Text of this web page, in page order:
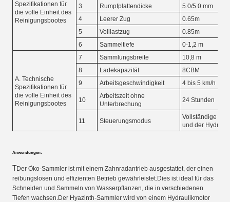
Spezifikationen für
die volle Einheit des
Reinigungsbootes
3
Rumpfplattendicke
5.0/5.0 mm
4
Leerer Zug
0.65m
5
Volllastzug
0.85m
6
Sammeltiefe 0-1,2 m
A. Technische
Spezifikationen für
die volle Einheit des
Reinigungsbootes
7 Sammlungsbreite
10,8 m
8
Ladekapazität
8CBM
9
Arbeitsgeschwindigkeit 4 bis 5 km/h
10
Arbeitszeit ohne
Unterbrechung
24 Stunden
11 Steuerungsmodus
Vollständige
und der
Anwendungen:
TDer Öko-Sammler ist mit einem Zahnradantrieb ausgestattet, der einen
reibungslosen und effizienten Betrieb gewährleistet.Dies ist ideal für das
Schneiden und Sammeln von Wasserpflanzen, die in verschiedenen
Tiefen wachsen.Der Hyazinth-Sammler wird von einem Hydraulikmotor